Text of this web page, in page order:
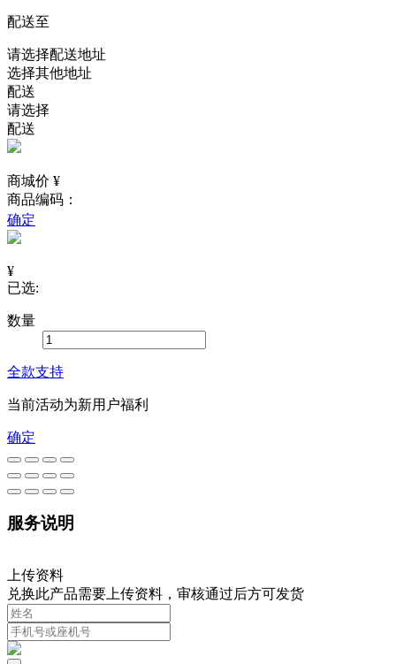
配送至
请选择配送地址
选择其他地址
配送
请选择
配送
商城价 ¥
商品编码：
确定
¥
已选:
数量
全款支持
当前活动为新用户福利
确定
服务说明
上传资料
兑换此产品需要上传资料，审核通过后方可发货